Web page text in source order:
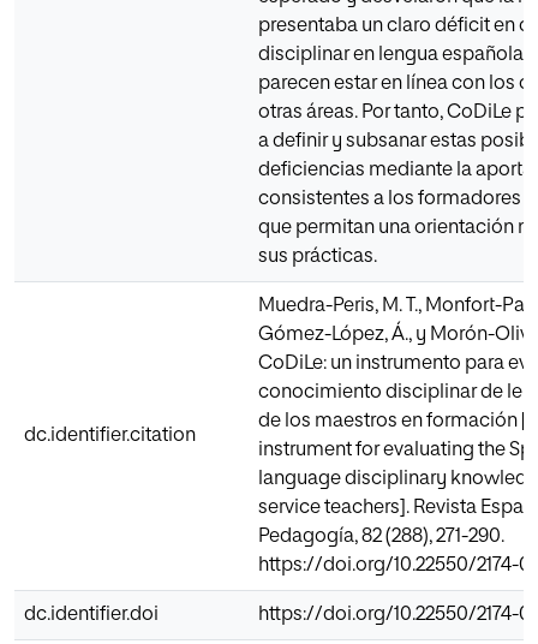
presentaba un claro déficit en
disciplinar en lengua española.
parecen estar en línea con los
otras áreas. Por tanto, CoDiLe
a definir y subsanar estas
deficiencias mediante la
consistentes a los formadores
que permitan una orientación
sus prácticas.
dc.identifier.citation
Muedra-Peris, M. T., Monfort-
Gómez-López, Á., y Morón-
CoDiLe: un instrumento para
conocimiento disciplinar de
de los maestros en formación
instrument for evaluating the
language disciplinary
service teachers]. Revista
Pedagogía, 82 (288), 271-290.
https://doi.org/10.22550/2174-
dc.identifier.doi https://doi.org/10.22550/2174-